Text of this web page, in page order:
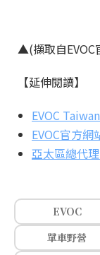
▲(擷取自EVOC
【延伸閱讀】
EVOC
EVOC官方網
亞太區總代
EVOC
單車野營